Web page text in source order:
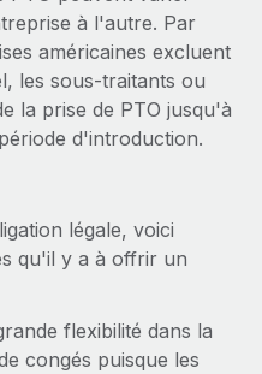
à l'autre. Par
américaines excluent
les sous-traitants ou
la prise de PTO jusqu'à
d'introduction.
légale, voici
qu'il y a à offrir un
flexibilité dans la
congés puisque les